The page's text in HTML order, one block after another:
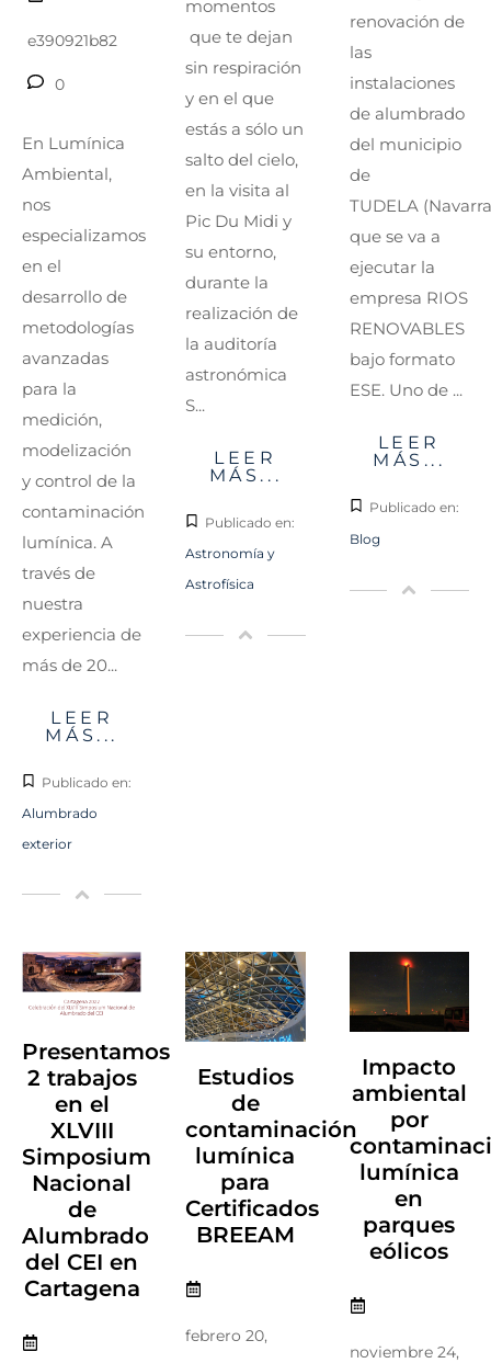
e390921b82
0
En Lumínica
Ambiental,
nos
especializamos
en el
desarrollo de
metodologías
avanzadas
para la
medición,
modelización
y control de la
contaminación
lumínica. A
través de
nuestra
experiencia de
más de 20...
LEER
MÁS...
Publicado en:
Alumbrado
exterior
momentos
que te dejan
sin respiración
y en el que
estás a sólo un
salto del cielo,
en la visita al
Pic Du Midi y
su entorno,
durante la
realización de
la auditoría
astronómica
S...
LEER
MÁS...
Publicado en:
Astronomía y
Astrofísica
renovación de
las
instalaciones
de alumbrado
del municipio
de
TUDELA
que se va a
ejecutar la
empresa RIOS
RENOVABLES
bajo formato
ESE. Uno de ...
LEER
MÁS...
Publicado en:
Blog
Presentamos
2 trabajos
en el
XLVIII
Simposium
Nacional
de
Alumbrado
del CEI en
Cartagena
Estudios
de
contaminación
lumínica
para
Certificados
BREEAM
febrero 20,
Impacto
ambiental
por
lumínica
en
parques
eólicos
noviembre 24,